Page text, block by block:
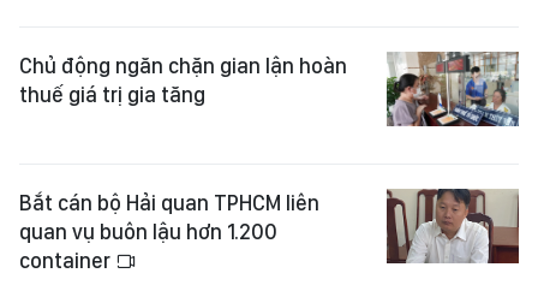
Chủ động ngăn chặn gian lận hoàn
thuế giá trị gia tăng
Bắt cán bộ Hải quan TPHCM liên
quan vụ buôn lậu hơn 1.200
container